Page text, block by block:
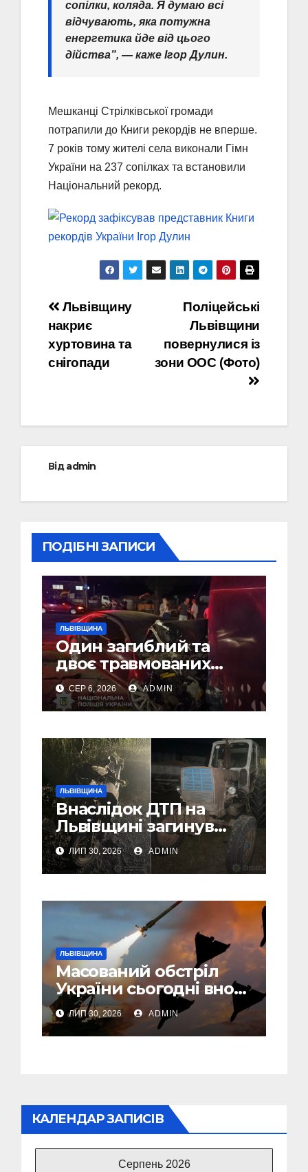
сопілки, коляда. Я думаю всі
відчувають, яка потужна
енергетика йде від цього
дійства”, — каже Ігор Дулин.
Мешканці Стрілківської громади
потрапили до Книги рекордів не вперше.
7 років тому жителі села виконали Гімн
України на 237 сопілках та встановили
Національний рекорд.
Навігація
записів
Поліцейські
Львівщини
повернулися із
зони ООС (Фото)
Львівщину
накриє
хуртовина та
снігопади
Відadmin
ПОДІБНІ ЗАПИСИ
ЛЬВІВЩИНА
Один загиблий та
двоє травмованих
внаслідок ДТП на
Самбірщині
СЕР 6, 2026 ADMIN
ЛЬВІВЩИНА
Внаслідок ДТП на
Львівщині загинув
малолітній водій
скутера, а
неповнолітній
ЛИП 30, 2026 ADMIN
ЛЬВІВЩИНА
Масований обстріл
України сьогодні вночі:
У Львові пошкоджені
дві багатоповерхівки
ЛИП 30, 2026 ADMIN
КАЛЕНДАР ЗАПИСІВ
Серпень 2026